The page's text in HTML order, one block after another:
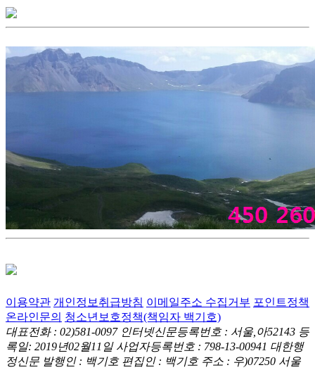
이용약관 개인정보취급방침 이메일주소 수집거부 포인트정책
온라인문의 청소년보호정책(책임자 백기호)
대표전화 : 02)581-0097 인터넷신문등록번호 : 서울,아52143 등
록일: 2019년02월11일 사업자등록번호 : 798-13-00941 대한행
정신문 발행인 : 백기호 편집인 : 백기호 주소 : 우)07250 서울